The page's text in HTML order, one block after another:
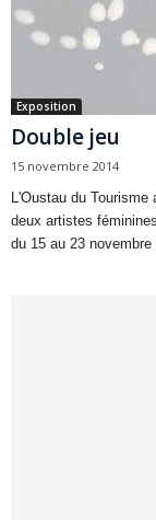
Exposition
Double jeu
15 novembre 2014
L'Oustau du
deux artistes
du 15 au 23